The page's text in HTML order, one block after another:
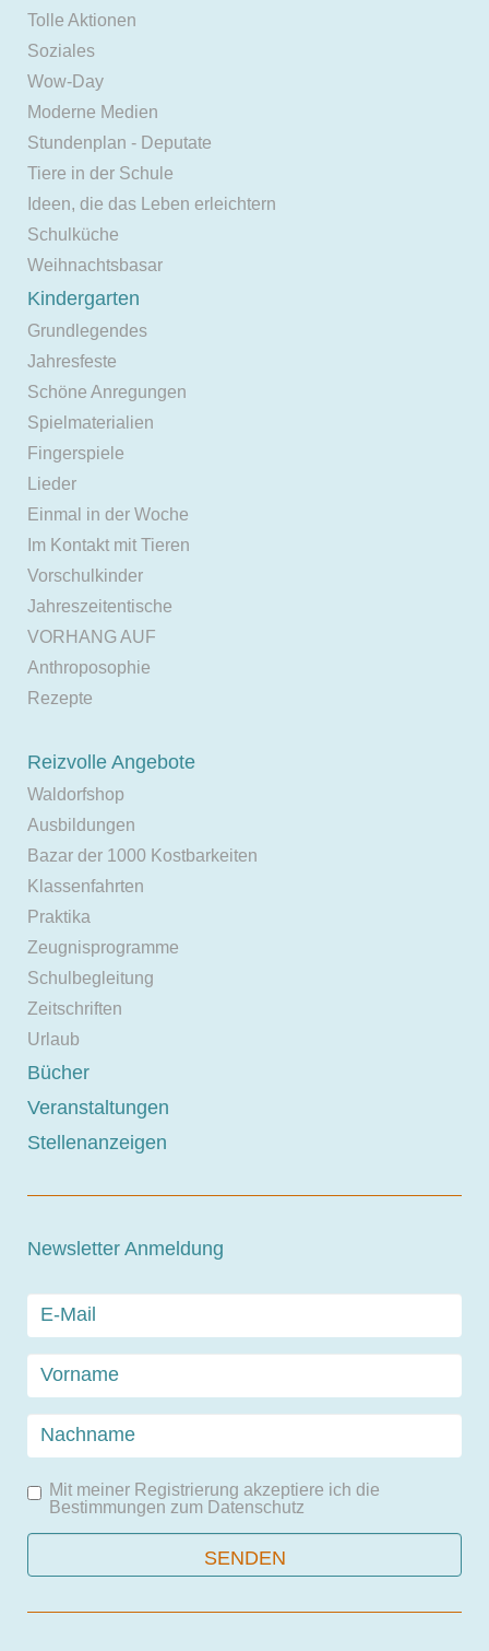
Tolle Aktionen
Soziales
Wow-Day
Moderne Medien
Stundenplan - Deputate
Tiere in der Schule
Ideen, die das Leben erleichtern
Schulküche
Weihnachtsbasar
Kindergarten
Grundlegendes
Jahresfeste
Schöne Anregungen
Spielmaterialien
Fingerspiele
Lieder
Einmal in der Woche
Im Kontakt mit Tieren
Vorschulkinder
Jahreszeitentische
VORHANG AUF
Anthroposophie
Rezepte
Reizvolle Angebote
Waldorfshop
Ausbildungen
Bazar der 1000 Kostbarkeiten
Klassenfahrten
Praktika
Zeugnisprogramme
Schulbegleitung
Zeitschriften
Urlaub
Bücher
Veranstaltungen
Stellenanzeigen
Newsletter Anmeldung
Mit meiner Registrierung akzeptiere ich die
Bestimmungen zum Datenschutz